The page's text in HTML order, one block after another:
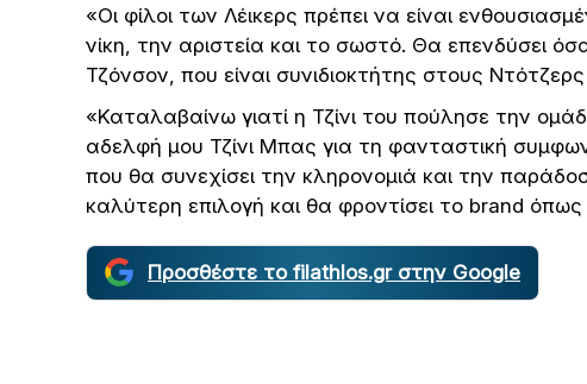
«Οι φίλοι των Λέικερς πρέπει να είναι
νίκη, την αριστεία και το σωστό. Θα επενδύσει
Τζόνσον, που είναι συνιδιοκτήτης στους
«Καταλαβαίνω γιατί η Τζίνι του πούλησε την
αδελφή μου Τζίνι Μπας για τη φανταστική
που θα συνεχίσει την κληρονομιά και την
καλύτερη επιλογή και θα φροντίσει το brand όπως
Προσθέστε το filathlos.gr στην Google